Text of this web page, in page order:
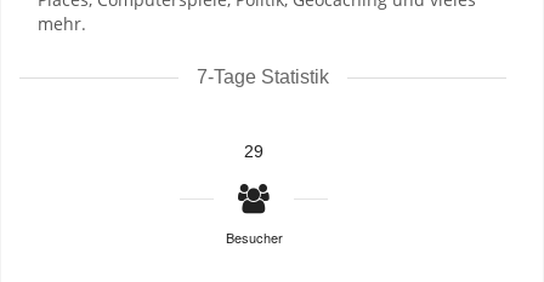
mehr.
7-Tage Statistik
29
Besucher